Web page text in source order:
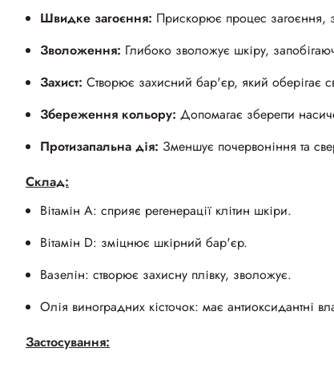
Швидке загоєння: Прискорює процес загоєння,
Зволоження: Глибоко зволожує шкіру,
Захист: Створює захисний бар'єр, який оберігає
Збереження кольору: Допомагає зберегти
Протизапальна дія: Зменшує почервоніння та
Склад:
Вітамін А: сприяє регенерації клітин шкіри.
Вітамін D: зміцнює шкірний бар'єр.
Вазелін: створює захисну плівку, зволожує.
Олія виноградних кісточок: має антиоксидантні
Застосування: